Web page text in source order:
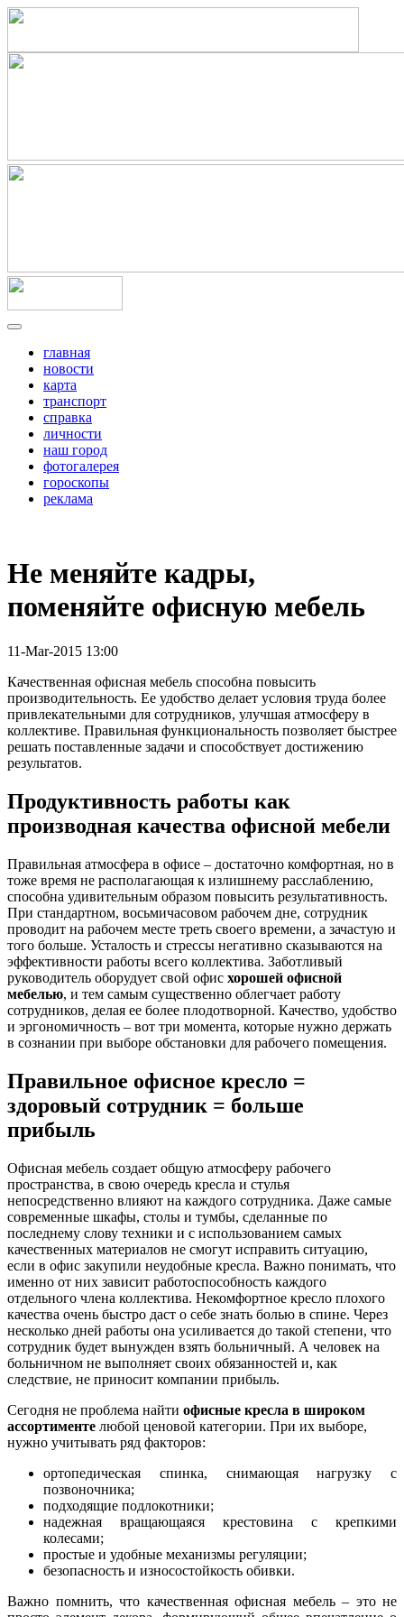
главная
новости
карта
транспорт
справка
личности
наш город
фотогалерея
гороскопы
реклама
Не меняйте кадры,
поменяйте офисную мебель
11-Mar-2015 13:00
Качественная офисная мебель способна повысить
производительность. Ее удобство делает условия труда более
привлекательными для сотрудников, улучшая атмосферу в
коллективе. Правильная функциональность позволяет быстрее
решать поставленные задачи и способствует достижению
результатов.
Продуктивность работы как
производная качества офисной мебели
Правильная атмосфера в офисе – достаточно комфортная, но в
тоже время не располагающая к излишнему расслаблению,
способна удивительным образом повысить результативность.
При стандартном, восьмичасовом рабочем дне, сотрудник
проводит на рабочем месте треть своего времени, а зачастую и
того больше. Усталость и стрессы негативно сказываются на
эффективности работы всего коллектива. Заботливый
руководитель оборудует свой офис хорошей офисной
мебелью, и тем самым существенно облегчает работу
сотрудников, делая ее более плодотворной. Качество, удобство
и эргономичность – вот три момента, которые нужно держать
в сознании при выборе обстановки для рабочего помещения.
Правильное офисное кресло =
здоровый сотрудник = больше
прибыль
Офисная мебель создает общую атмосферу рабочего
пространства, в свою очередь кресла и стулья
непосредственно влияют на каждого сотрудника. Даже самые
современные шкафы, столы и тумбы, сделанные по
последнему слову техники и с использованием самых
качественных материалов не смогут исправить ситуацию,
если в офис закупили неудобные кресла. Важно понимать, что
именно от них зависит работоспособность каждого
отдельного члена коллектива. Некомфортное кресло плохого
качества очень быстро даст о себе знать болью в спине. Через
несколько дней работы она усиливается до такой степени, что
сотрудник будет вынужден взять больничный. А человек на
больничном не выполняет своих обязанностей и, как
следствие, не приносит компании прибыль.
Сегодня не проблема найти офисные кресла в широком
ассортименте любой ценовой категории. При их выборе,
нужно учитывать ряд факторов:
ортопедическая спинка, снимающая нагрузку с
позвоночника;
подходящие подлокотники;
надежная вращающаяся крестовина с крепкими
колесами;
простые и удобные механизмы регуляции;
безопасность и износостойкость обивки.
Важно помнить, что качественная офисная мебель – это не